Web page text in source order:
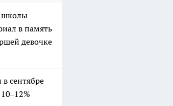
школы
в память
девочке
сентябре